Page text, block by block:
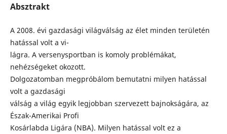
Absztrakt
A 2008. évi gazdasági világválság az élet minden területén
hatással volt a vi-
lágra. A versenysportban is komoly problémákat,
nehézségeket okozott.
Dolgozatomban megpróbálom bemutatni milyen hatással
volt a gazdasági
válság a világ egyik legjobban szervezett bajnokságára, az
Észak-Amerikai Profi
Kosárlabda Ligára (NBA). Milyen hatással volt ez a